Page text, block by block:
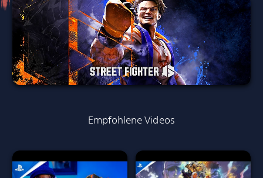
Empfohlene Videos